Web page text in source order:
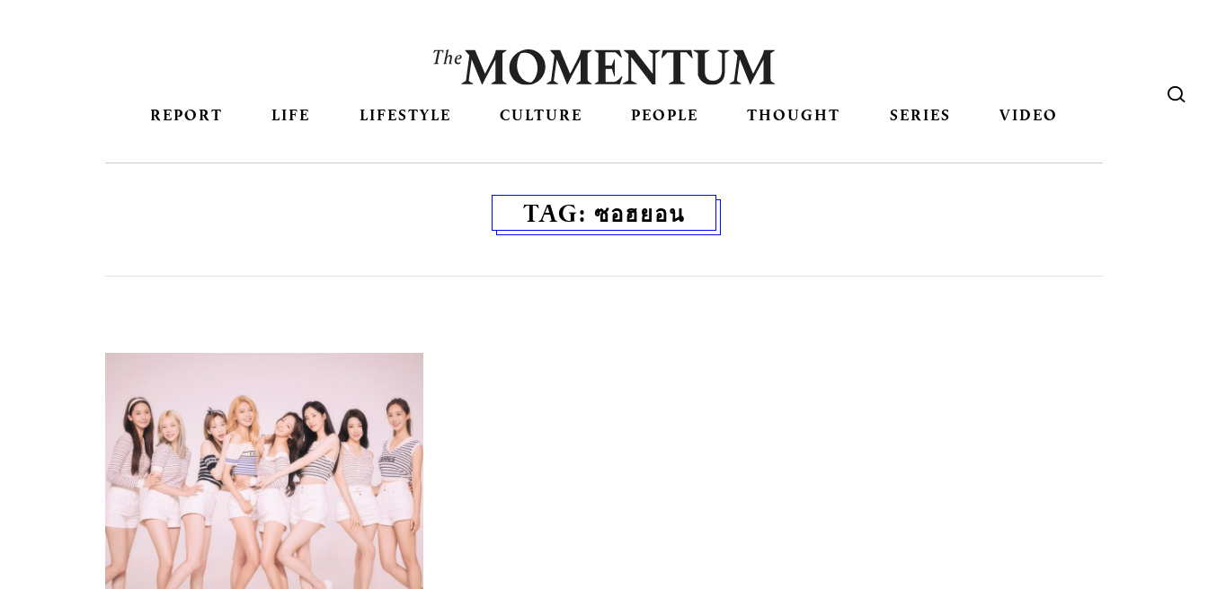
REPORT LIFE LIFESTYLE CULTURE PEOPLE THOUGHT SERIES VIDEO
TAG: ซอฮยอน